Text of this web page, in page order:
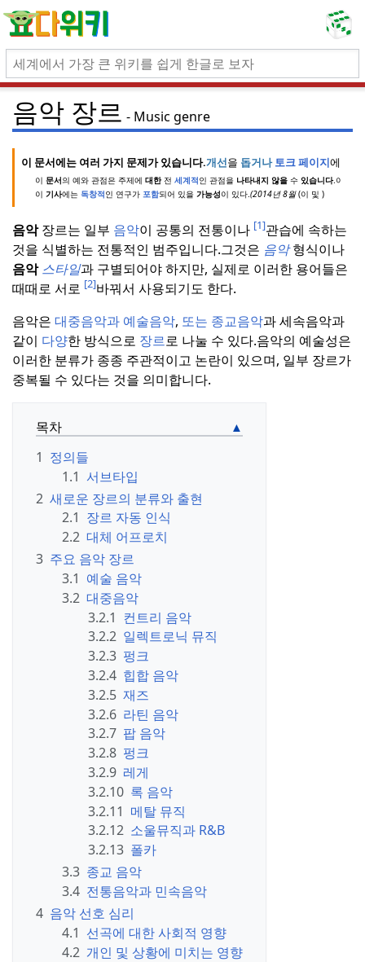
음악 장르 Music genre
이 문서에는 여러 가지 문제가 있습니다.개선을 돕거나 토크 페이지에서
이 문서의 예와 관점은 주제에 대한전 세계적인 관점을 나타내지 않을수 있습니다.이
이 기사에는 독창적인 연구가 포함되어 있을 가능성이 있다.(2014년 8월(이 및 )
음악장르는 일부 음악이 공통의 전통이나 [1]관습에 속하는
것을 식별하는 전통적인 범주입니다.그것은 음악형식이나
음악 스타일과 구별되어야 하지만, 실제로 이러한 용어들은
때때로 서로 [2]바꿔서 사용되기도 한다.
음악은 대중음악과 예술음악, 또는 종교음악과 세속음악과
같이 다양한 방식으로 장르로 나눌 수 있다.음악의 예술성은
이러한 분류가 종종 주관적이고 논란이 있으며, 일부 장르가
중복될 수 있다는 것을 의미합니다.
목차
1 정의들
1.1 서브타입
2 새로운 장르의 분류와 출현
2.1 장르 자동 인식
2.2 대체 어프로치
3 주요 음악 장르
3.1 예술 음악
3.2 대중음악
3.2.1 컨트리 음악
3.2.2 일렉트로닉 뮤직
3.2.3 펑크
3.2.4 힙합 음악
3.2.5 재즈
3.2.6 라틴 음악
3.2.7 팝 음악
3.2.8 펑크
3.2.9 레게
3.2.10 록 음악
3.2.11 메탈 뮤직
3.2.12 소울뮤직과 R&B
3.2.13 폴카
3.3 종교 음악
3.4 전통음악과 민속음악
4 음악 선호 심리
4.1 선곡에 대한 사회적 영향
4.2 개인 및 상황에 미치는 영향